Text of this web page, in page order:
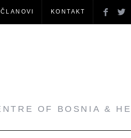
ČLANOVI KONTAKT
OF BOSNIA &